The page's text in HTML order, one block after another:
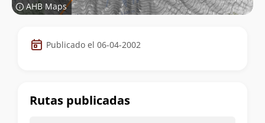
AHB Maps
Datos
de
cumbre
Publicado el 06-04-2002
Rutas publicadas